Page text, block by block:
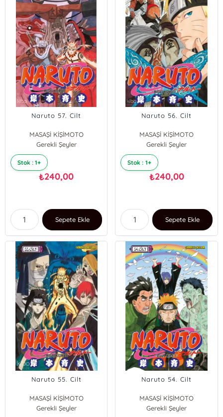
Naruto 57. Cilt
MASAŞİ KİŞİMOTO
Gerekli Şeyler
Stok : 1+
₺240,00
Sepete Ekle
Naruto 56. Cilt
MASAŞİ KİŞİMOTO
Gerekli Şeyler
Stok : 1+
₺240,00
Sepete Ekle
Naruto 55. Cilt
MASAŞİ KİŞİMOTO
Gerekli Şeyler
Naruto 54. Cilt
MASAŞİ KİŞİMOTO
Gerekli Şeyler